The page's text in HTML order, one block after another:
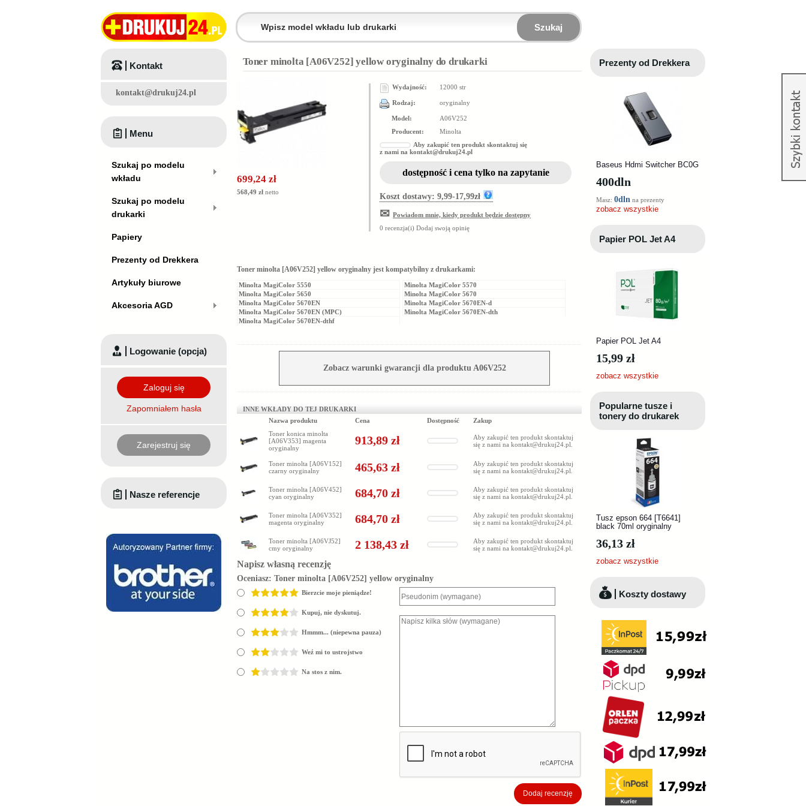
Szukaj
Toner minolta [A06V252] yellow oryginalny do drukarki
699,24 zł
568,49 zł netto
Wydajność: 12000 str
Rodzaj: oryginalny
Model:
A06V252
Producent:
Minolta
Aby zakupić ten produkt skontaktuj się
z nami na kontakt@drukuj24.pl
dostępność i cena tylko na zapytanie
Koszt dostawy: 9,99-17,99zł
✉ Powiadom mnie, kiedy produkt będzie dostępny
0 recenzja(i) Dodaj swoją opinię
Toner minolta [A06V252] yellow oryginalny jest kompatybilny z drukarkami:
Minolta MagiColor 5550
Minolta MagiColor 5570
Minolta MagiColor 5650
Minolta MagiColor 5670
Minolta MagiColor 5670EN
Minolta MagiColor 5670EN-d
Minolta MagiColor 5670EN (MPC)
Minolta MagiColor 5670EN-dth
Minolta MagiColor 5670EN-dthf
Zobacz warunki gwarancji dla produktu A06V252
INNE WKŁADY DO TEJ DRUKARKI
Nazwa produktu
Cena Dostępność
Zakup
Toner konica minolta
[A06V353] magenta
oryginalny
913,89 zł
Aby zakupić ten produkt skontaktuj
się z nami na kontakt@drukuj24.pl
Toner minolta [A06V152]
czarny oryginalny
465,63 zł
Aby zakupić ten produkt skontaktuj
się z nami na kontakt@drukuj24.pl
Toner minolta [A06V452]
cyan oryginalny
684,70 zł
Aby zakupić ten produkt skontaktuj
się z nami na kontakt@drukuj24.pl
Toner minolta [A06V352]
magenta oryginalny
684,70 zł
Aby zakupić ten produkt skontaktuj
się z nami na kontakt@drukuj24.pl
Toner minolta [A06VJ52]
cmy oryginalny
2 138,43 zł
Aby zakupić ten produkt skontaktuj
się z nami na kontakt@drukuj24.pl
Napisz własną recenzję
Oceniasz: Toner minolta [A06V252] yellow oryginalny
Bierzcie moje pieniądze!
Kupuj, nie dyskutuj.
Hmmm... (niepewna pauza)
Weź mi to ustrojstwo
Na stos z nim.
Dodaj recenzję
Kontakt
kontakt@drukuj24.pl
Menu
Szukaj po modelu
wkładu
Szukaj po modelu
drukarki
Papiery
Prezenty od Drekkera
Artykuły biurowe
Akcesoria AGD
Logowanie (opcja)
Zaloguj się
Zapomniałem hasła
Zarejestruj się
Nasze referencje
Prezenty od Drekkera
Baseus Hdmi Switcher BC0G
400dln
Masz: 0dln na prezenty
zobacz wszystkie
Papier POL Jet A4
Papier POL Jet A4
15,99 zł
zobacz wszystkie
Popularne tusze i
tonery do drukarek
Tusz epson 664 [T6641]
black 70ml oryginalny
36,13 zł
zobacz wszystkie
Koszty dostawy